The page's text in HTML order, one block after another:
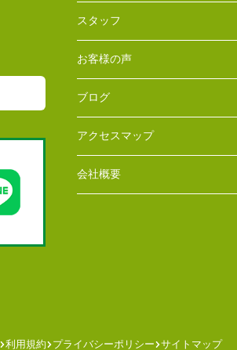
スタッフ
お客様の声
ブログ
アクセスマップ
会社概要
利用規約 プライバシーポリシー サイトマップ